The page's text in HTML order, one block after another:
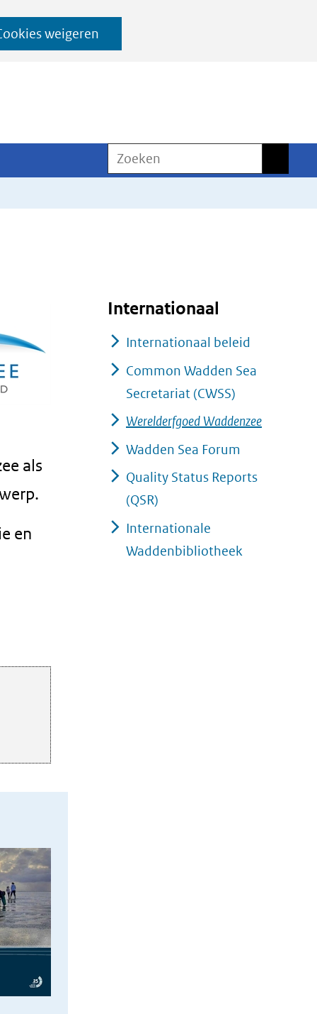
weigeren
Zoeken
als
en
Internationaal
Internationaal beleid
Common Wadden Sea
Secretariat (CWSS)
Werelderfgoed Waddenzee
Wadden Sea Forum
Quality Status Reports
(QSR)
Internationale
Waddenbibliotheek